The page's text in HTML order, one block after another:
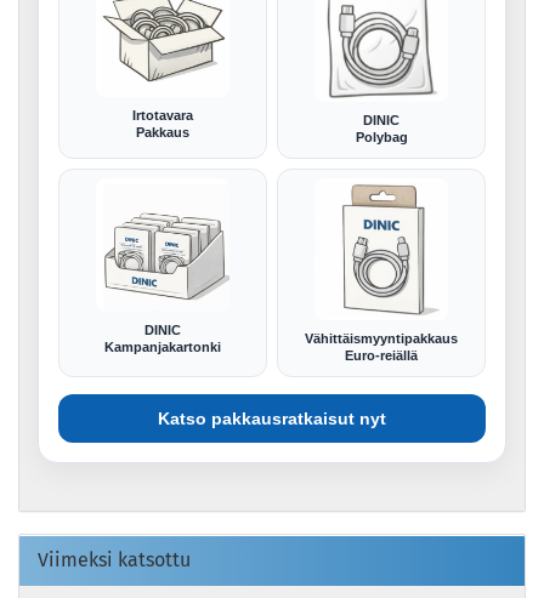
Irtotavara
Pakkaus
DINIC
Polybag
DINIC
Kampanjakartonki
Vähittäismyyntipakkaus
Euro-reiällä
Katso pakkausratkaisut nyt
Viimeksi katsottu